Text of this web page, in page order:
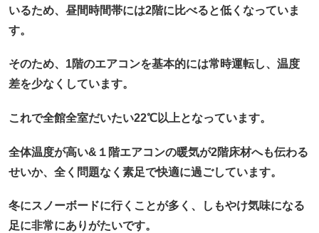
いるため、昼間時間帯には2階に比べると低くなっていま
す。
そのため、1階のエアコンを基本的には常時運転し、温度
差を少なくしています。
これで全館全室だいたい22℃以上となっています。
全体温度が高い&１階エアコンの暖気が2階床材へも伝わる
せいか、全く問題なく素足で快適に過ごしています。
冬にスノーボードに行くことが多く、しもやけ気味になる
足に非常にありがたいです。